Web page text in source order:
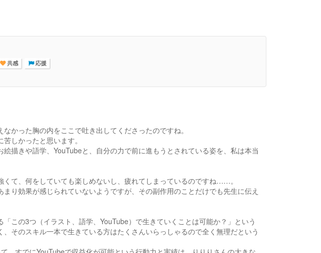
共感 応援
かった胸の内をここで吐き出してくださったのですね。
しかったと思います。
描きや語学、YouTubeと、自分の力で前に進もうとされている姿を、私は本当
て、何をしていても楽しめないし、疲れてしまっているのですね……。
り効果が感じられていないようですが、その副作用のことだけでも先生に伝え
この3つ（イラスト、語学、YouTube）で生きていくことは可能か？」という
そのスキル一本で生きている方はたくさんいらっしゃるので全く無理だという